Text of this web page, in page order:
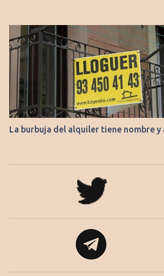
La burbuja del alquiler tiene nombre y